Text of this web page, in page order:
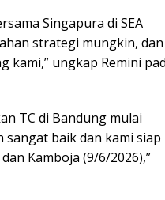
Singapura di SEA
strategi mungkin, dan
kami,” ungkap Remini
TC di Bandung mulai
sangat baik dan kami siap
Kamboja (9/6/2026),”